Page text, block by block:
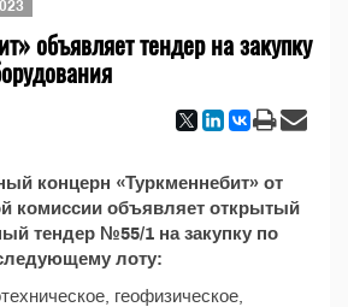
объявляет тендер на закупку
концерн «Туркменнебит» от
комиссии объявляет открытый
тендер №55/1 на закупку по
лоту:
геофизическое,